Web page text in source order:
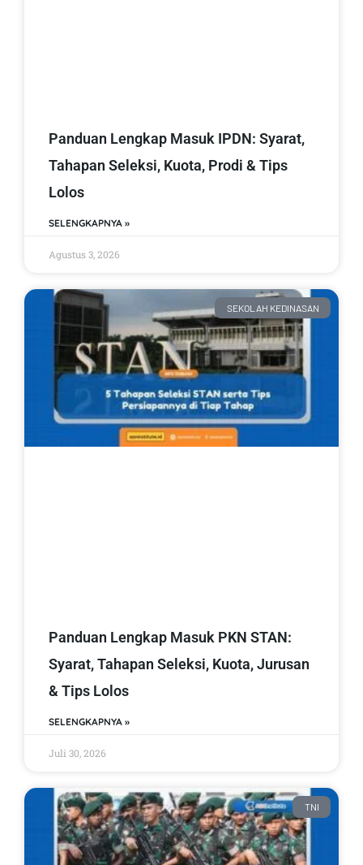
Panduan Lengkap Masuk IPDN: Syarat,
Tahapan Seleksi, Kuota, Prodi & Tips
Lolos
SELENGKAPNYA »
Agustus 3, 2026
SEKOLAH KEDINASAN
Panduan Lengkap Masuk PKN STAN:
Syarat, Tahapan Seleksi, Kuota, Jurusan
& Tips Lolos
SELENGKAPNYA »
Juli 30, 2026
TNI